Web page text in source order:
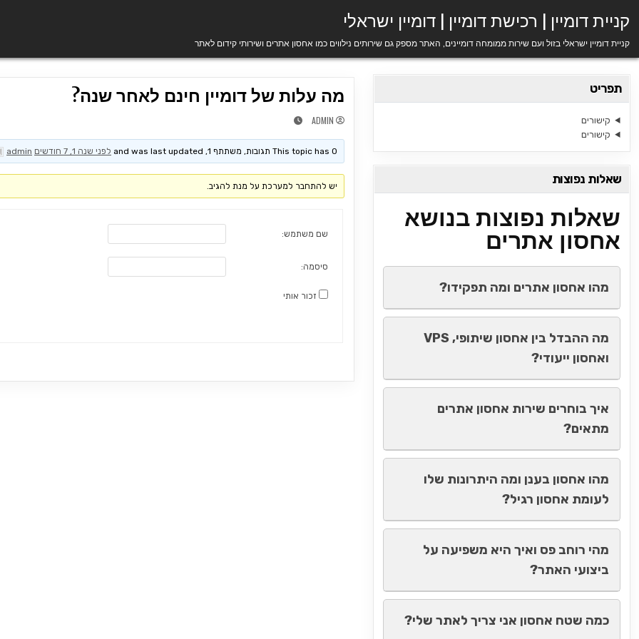
קניית דומיין | רכישת דומיין | דומיין ישראלי
קניית דומיין ישראלי בזול ועם שירות ממומחה דומיינים, האתר מספק גם שירותים נילווים כמו אחסון אתרים ושירותי קידום לאתר
מה עלות של דומיין חינם לאחר שנה?
ADMIN
This topic has 0 תגובות, משתתף 1, and was last updated לפני שנה 1, 7 חודשים admin
יש להתחבר למערכת על מנת להגיב.
שם משתמש:
סיסמה:
זכור אותי
תפריט
קישורים
קישורים
שאלות נפוצות
שאלות נפוצות בנושא
אחסון אתרים
מהו אחסון אתרים ומה תפקידו?
מה ההבדל בין אחסון שיתופי, VPS
ואחסון ייעודי?
איך בוחרים שירות אחסון אתרים
מתאים?
מהו אחסון בענן ומה היתרונות שלו
לעומת אחסון רגיל?
מהי רוחב פס ואיך היא משפיעה על
ביצועי האתר?
כמה שטח אחסון אני צריך לאתר שלי?